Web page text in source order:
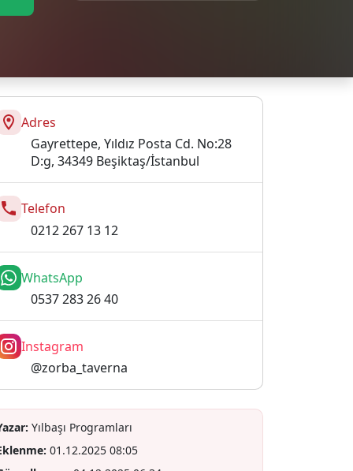
Adres
Gayrettepe, Yıldız Posta Cd. No:28
D:g, 34349 Beşiktaş/İstanbul
Telefon
0212 267 13 12
WhatsApp
0537 283 26 40
Instagram
@zorba_taverna
Yılbaşı Programları
01.12.2025 08:05